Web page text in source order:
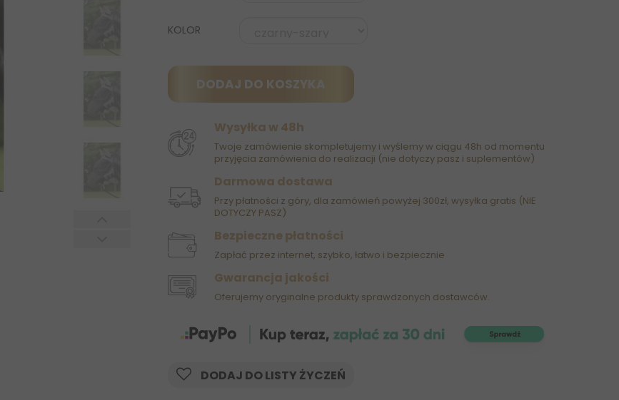
KOLOR
DODAJ DO KOSZYKA
Wysyłka w 48h
Twoje zamówienie skompletujemy i wyślemy w ciągu 48h od momentu
przyjęcia zamówienia do realizacji (nie dotyczy pasz i suplementów)
Darmowa dostawa
Przy płatności z góry, dla zamówień powyżej 300zł, wysyłka gratis (NIE
DOTYCZY PASZ)
Bezpieczne płatności
Zapłać przez internet, szybko, łatwo i bezpiecznie
Gwarancja jakości
Oferujemy oryginalne produkty sprawdzonych dostawców.
DODAJ DO LISTY ŻYCZEŃ